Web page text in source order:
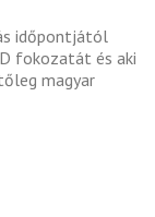
időpontjától
fokozatát és aki
magyar